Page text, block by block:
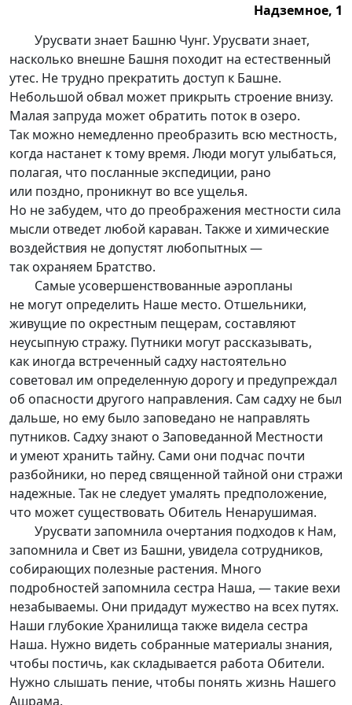
Надземное, 1
Надземное, 1.
Урусвати знает Башню Чунг. Урусвати знает,
насколько внешне Башня походит на естественный
утес. Не трудно прекратить доступ к Башне.
Небольшой обвал может прикрыть строение внизу.
Малая запруда может обратить поток в озеро.
Так можно немедленно преобразить всю местность,
когда настанет к тому время. Люди могут улыбаться,
полагая, что посланные экспедиции, рано
или поздно, проникнут во все ущелья.
Но не забудем, что до преображения местности сила
мысли отведет любой караван. Также и химические
воздействия не допустят любопытных —
так охраняем Братство.
Самые усовершенствованные аэропланы
не могут определить Наше место. Отшельники,
живущие по окрестным пещерам, составляют
неусыпную стражу. Путники могут рассказывать,
как иногда встреченный садху настоятельно
советовал им определенную дорогу и предупреждал
об опасности другого направления. Сам садху не был
дальше, но ему было заповедано не направлять
путников. Садху знают о Заповеданной Местности
и умеют хранить тайну. Сами они подчас почти
разбойники, но перед священной тайной они стражи
надежные. Так не следует умалять предположение,
что может существовать Обитель Ненарушимая.
Урусвати запомнила очертания подходов к Нам,
запомнила и Свет из Башни, увидела сотрудников,
собирающих полезные растения. Много
подробностей запомнила сестра Наша, — такие вехи
незабываемы. Они придадут мужество на всех путях.
Наши глубокие Хранилища также видела сестра
Наша. Нужно видеть собранные материалы знания,
чтобы постичь, как складывается работа Обители.
Нужно слышать пение, чтобы понять жизнь Нашего
Ашрама.